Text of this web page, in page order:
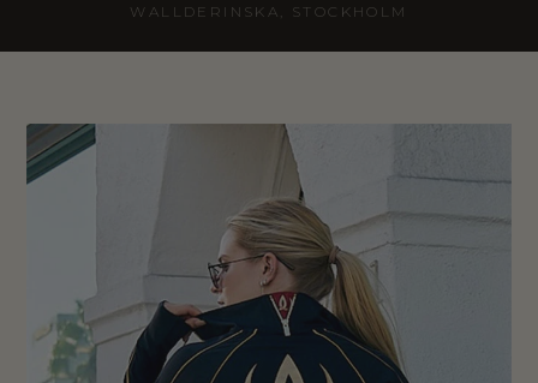
WALLDERINSKA, STOCKHOLM